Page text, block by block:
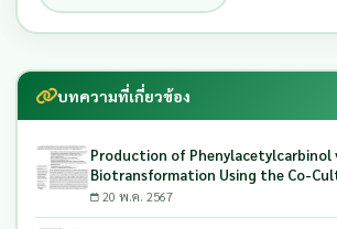
บทความที่เกี่ยวข้อง
Production of Phenylacetylcarbinol
Biotransformation Using the Co-
tropicalis TISTR 5306 and
TISTR 5606 as the Biocatalyst
20 พ.ค. 2567